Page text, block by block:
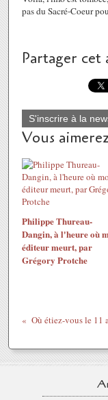
pas du Sacré-Coeur
Partager
S'inscrire à la
Vous
Philippe Thureau-
Dangin, à l'heure où
éditeur meurt, par
Grégory Protche